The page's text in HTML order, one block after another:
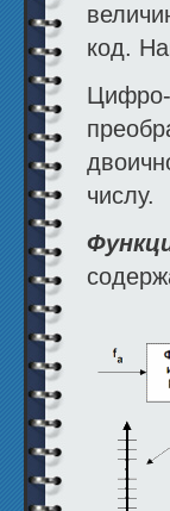
код.
Цифро-
числу.